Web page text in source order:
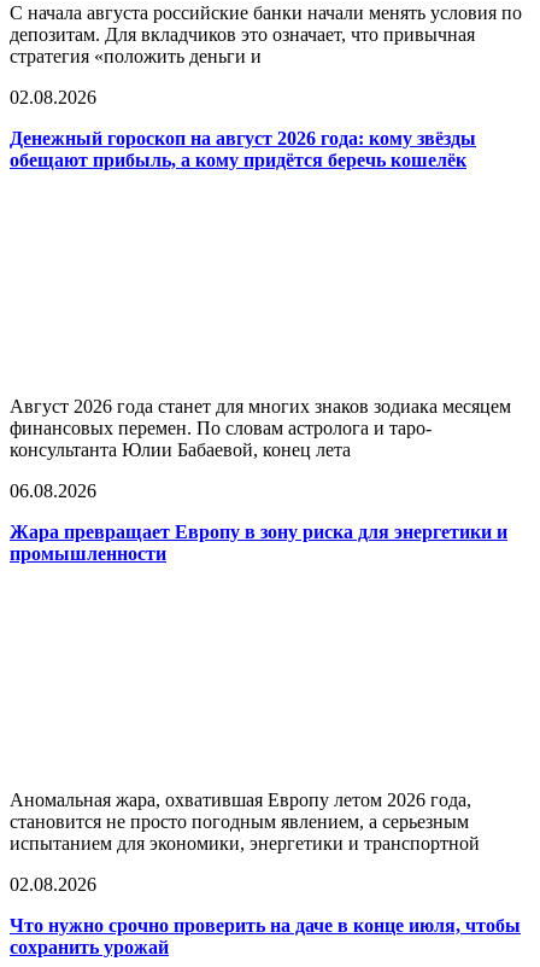
С начала августа российские банки начали менять условия по
депозитам. Для вкладчиков это означает, что привычная
стратегия «положить деньги и
02.08.2026
Денежный гороскоп на август 2026 года: кому звёзды
обещают прибыль, а кому придётся беречь кошелёк
Август 2026 года станет для многих знаков зодиака месяцем
финансовых перемен. По словам астролога и таро-
консультанта Юлии Бабаевой, конец лета
06.08.2026
Жара превращает Европу в зону риска для энергетики и
промышленности
Аномальная жара, охватившая Европу летом 2026 года,
становится не просто погодным явлением, а серьезным
испытанием для экономики, энергетики и транспортной
02.08.2026
Что нужно срочно проверить на даче в конце июля, чтобы
сохранить урожай